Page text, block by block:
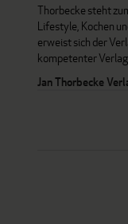
Thorbecke steht
Lifestyle, Kochen
erweist sich der
kompetenter
Jan Thorbecke